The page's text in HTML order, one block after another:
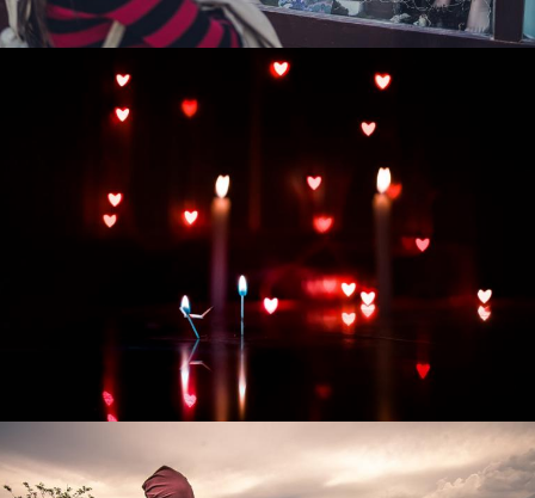
Развитие интернет-магазина "Всё для
праздника"
Смотреть проект